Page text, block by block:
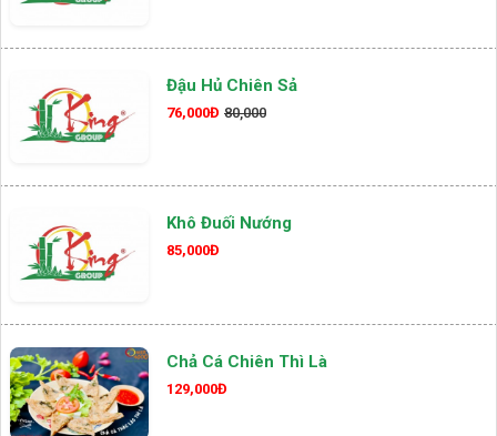
Đậu Hủ Chiên Sả
76,000Đ 80,000
Khô Đuối Nướng
85,000Đ
Chả Cá Chiên Thì Là
129,000Đ